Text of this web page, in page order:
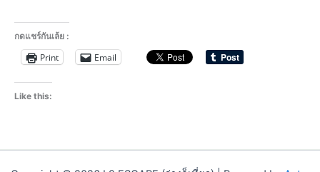
กดแชร์กันเล้ย :
Print Email
Like this: